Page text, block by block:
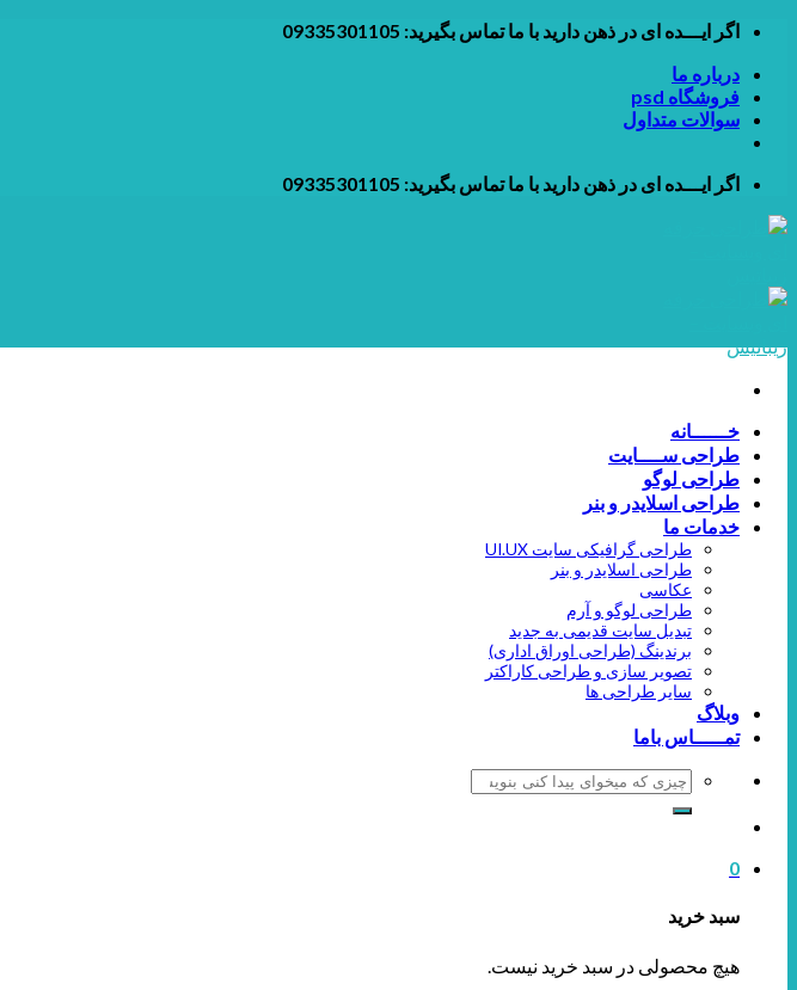
Skip
content
اگر ایـــده ای در ذهن دارید با ما تماس بگیرید: 09335301105
درباره ما
فروشگاه psd
سوالات متداول
اگر ایـــده ای در ذهن دارید با ما تماس بگیرید: 09335301105
خــــــانه
طراحی ســــایت
طراحی لوگو
طراحی اسلایدر و بنر
خدمات ما
طراحی گرافیکی سایت UI.UX
طراحی اسلایدر و بنر
عکاسی
طراحی لوگو و آرم
تبدیل سایت قدیمی به جدید
برندینگ (طراحی اوراق اداری)
تصویر سازی و طراحی کاراکتر
سایر طراحی ها
وبلاگ
تمـــــاس باما
جستجو
برای:
0
سبد خرید
هیچ محصولی در سبد خرید نیست.